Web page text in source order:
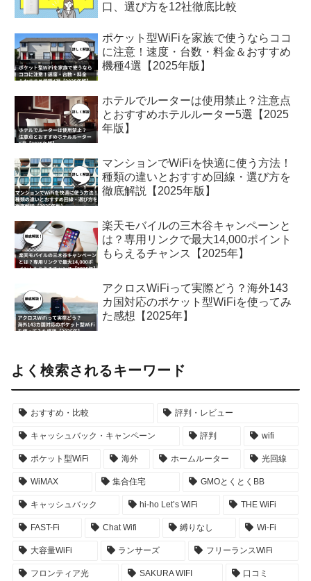
口、選び方を12社徹底比較
ポケット型WiFiを家族で使うならココ
に注意！速度・台数・料金＆おすすめ
機種4選【2025年版】
ホテルでルーターは使用禁止？注意点
とおすすめホテルルーター5選【2025
年版】
マンションでWiFiを快適に使う方法！
種類の違いとおすすめ回線・選び方を
徹底解説【2025年版】
楽天モバイルの三木谷キャンペーンと
は？専用リンクで最大14,000ポイント
もらえるチャンス【2025年】
アクロスWiFiって実際どう？海外143
カ国対応のポケット型WiFiを使ってみ
た感想【2025年】
よく検索されるキーワード
おすすめ・比較 評判・レビュー
キャッシュバック・キャンペーン 評判 wifi
ポケット型WiFi 海外 ホームルーター 光回線
WiMAX 集合住宅 GMOとくとくBB
キャッシュバック hi-ho Let’s WiFi THE WiFi
FAST-Fi Chat Wifi 縛りなし Wi-Fi
大容量WiFi ランサーズ フリーランスWiFi
フロンティア光 SAKURA WIFI 口コミ